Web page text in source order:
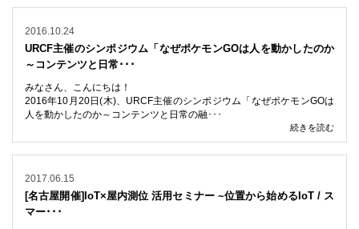
2016.10.24
URCF主催のシンポジウム「なぜポケモンGOは人を動かしたのか
～コンテンツと日常･･･
みなさん、こんにちは！
2016年10月20日(木)、URCF主催のシンポジウム「なぜポケモンGOは
人を動かしたのか～コンテンツと日常の融･･･
続きを読む
2017.06.15
[名古屋開催]IoT×屋内測位 活用セミナー ~位置から始めるIoT / ス
マー･･･